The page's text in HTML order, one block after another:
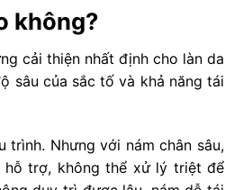
không?
cải thiện nhất định cho làn da
sâu của sắc tố và khả năng tái
trình. Nhưng với nám chân sâu,
hỗ trợ, không thể xử lý triệt để